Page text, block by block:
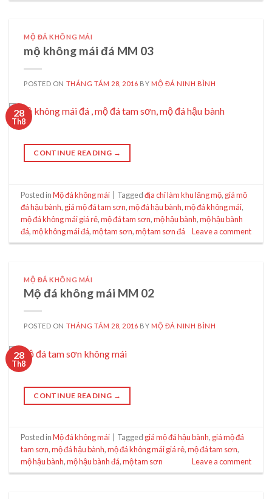
MỘ ĐÁ KHÔNG MÁI
mộ không mái đá MM 03
POSTED ON THÁNG TÁM 28, 2016 BY MỘ ĐÁ NINH BÌNH
28
Th8
CONTINUE READING →
Posted inMộ đá không mái Taggedđịa chỉ làm khu lăng mộ, giá mộ
đá hậu bành, giá mộ đá tam sơn,mộ đá hậu bành,mộ đá không mái,
mộ đá không mái giá rẻ,mộ đá tam sơn,mộ hậu bành,mộ hậu bành
đá,mộ không mái đá,mộ tam sơn,mộ tam sơn đá Leave a comment
MỘ ĐÁ KHÔNG MÁI
Mộ đá không mái MM 02
POSTED ON THÁNG TÁM 28, 2016 BY MỘ ĐÁ NINH BÌNH
28
Th8
CONTINUE READING →
Posted inMộ đá không mái Tagged giá mộ đá hậu bành, giá mộ đá
tam sơn,mộ đá hậu bành,mộ đá không mái giá rẻ,mộ đá tam sơn,
mộ hậu bành,mộ hậu bành đá,mộ tam sơn Leave a comment